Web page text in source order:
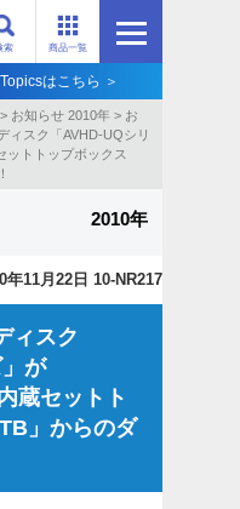
商品一覧
索
はこちら ＞
> お知らせ 2010年 > お
ィスク「AVHD-UQシリ
ットトップボックス
2010年
年11月22日 10-NR217
ィスク
が
蔵セットト
」からのダ